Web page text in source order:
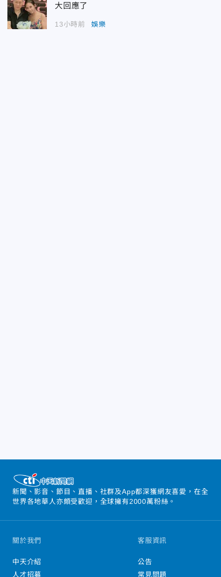
大回應了
13小時前 娛樂
新聞、影音、節目、直播、社群及App都深獲網友喜愛，在全
世界各地華人亦頗受歡迎，全球擁有2000萬粉絲。
關於我們
中天介紹
人才招募
客服資訊
公告
常見問題